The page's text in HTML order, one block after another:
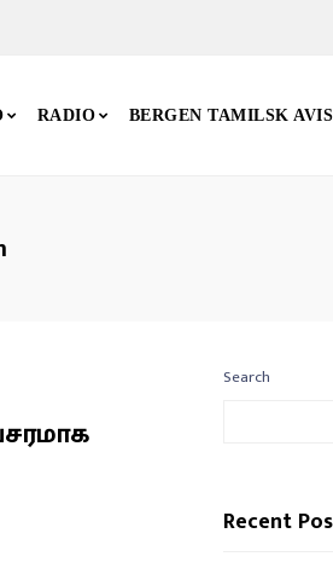
RADIO BERGEN TAMILSK AVIS
Search
Recent